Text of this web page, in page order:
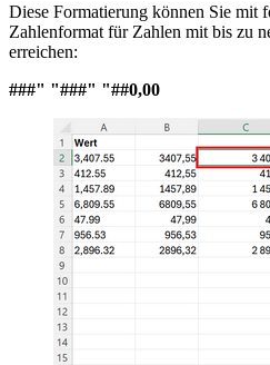
Diese Formatierung können Sie mit
Zahlenformat für Zahlen mit bis zu
erreichen:
###" "###" "##0,00